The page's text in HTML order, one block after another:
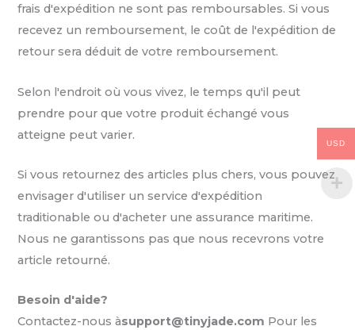
frais d'expédition ne sont pas remboursables. Si vous
recevez un remboursement, le coût de l'expédition de
retour sera déduit de votre remboursement.
Selon l'endroit où vous vivez, le temps qu'il peut
prendre pour que votre produit échangé vous
atteigne peut varier.
Si vous retournez des articles plus chers, vous pouvez
envisager d'utiliser un service d'expédition
traditionable ou d'acheter une assurance maritime.
Nous ne garantissons pas que nous recevrons votre
article retourné.
Besoin d'aide?
Contactez-nous àsupport@tinyjade.com Pour les
USD